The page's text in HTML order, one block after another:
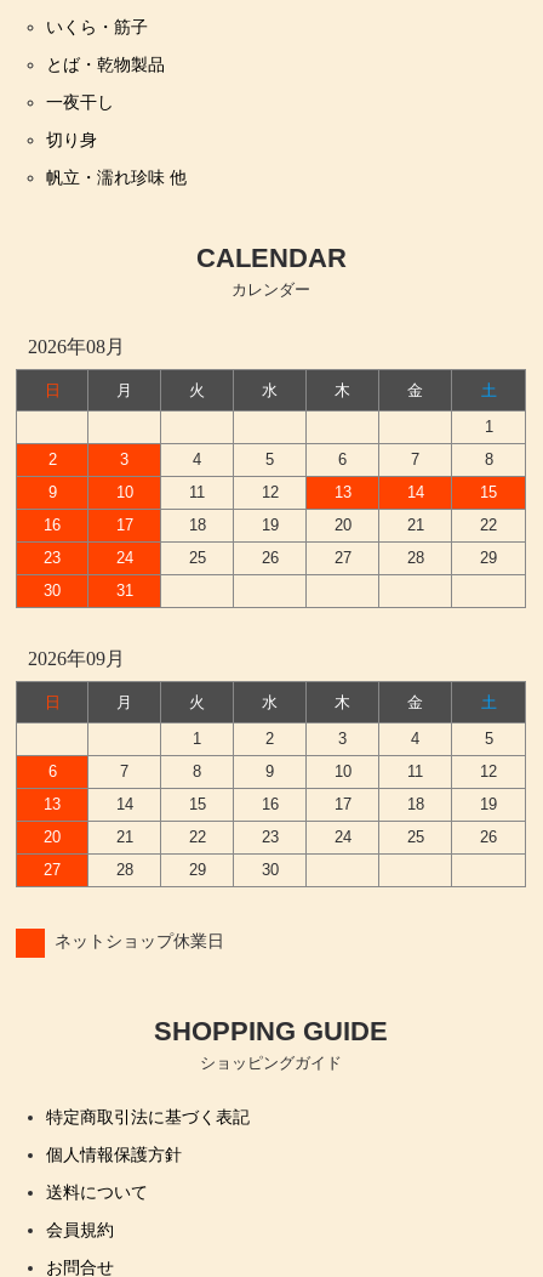
いくら・筋子
とば・乾物製品
一夜干し
切り身
帆立・濡れ珍味 他
CALENDAR
カレンダー
2026年08月
日 月 火 水 木 金
土
1
2
3 4 5 6 7
8
9
10 11 12 13 14
15
16
17 18 19 20 21
22
23
24 25 26 27 28
29
30
31
2026年09月
日 月 火 水 木 金
土
1
2 3 4
5
6
7 8 9 10 11
12
13
14 15 16 17 18
19
20
21 22 23 24 25
26
27
28 29 30
ネットショップ休業日
SHOPPING GUIDE
ショッピングガイド
特定商取引法に基づく表記
個人情報保護方針
送料について
会員規約
お問合せ